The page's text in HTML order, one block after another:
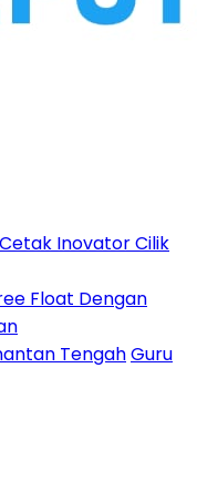
Inovator Cilik
Float Dengan
TengahGuru